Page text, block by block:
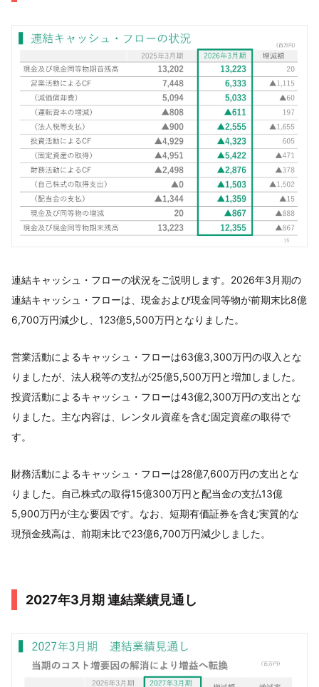
連結キャッシュ・フローの状況をご説明します。2026年3月期の
連結キャッシュ・フローは、現金および現金同等物が前期末比8億
6,700万円減少し、123億5,500万円となりました。
営業活動によるキャッシュ・フローは63億3,300万円の収入とな
りましたが、法人税等の支払が25億5,500万円と増加しました。
投資活動によるキャッシュ・フローは43億2,300万円の支出とな
りました。主な内容は、レンタル資産を含む固定資産の取得で
す。
財務活動によるキャッシュ・フローは28億7,600万円の支出とな
りました。自己株式の取得15億300万円と配当金の支払13億
5,900万円が主な要因です。なお、短期有価証券を含む実質的な
現預金残高は、前期末比で23億6,700万円減少しました。
2027年3月期 連結業績見通し